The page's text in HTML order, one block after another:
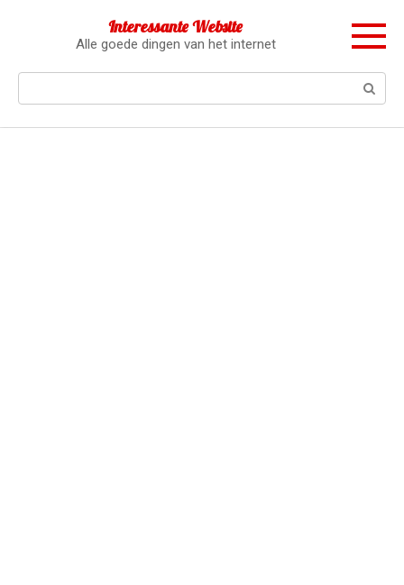
Interessante Website
Alle goede dingen van het internet